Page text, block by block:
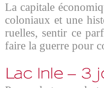
La capitale
coloniaux et une
ruelles, sentir ce
faire la guerre pour